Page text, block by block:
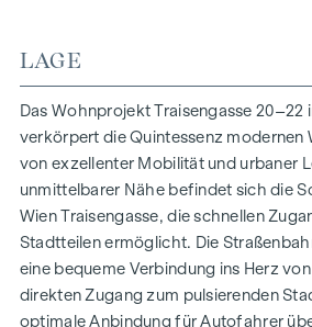
stilvolle Markenfliesen veredeln das
Fußbodenheizung, gespeist durch
Fernwärme, für ein behagliches
Außenliegender, elektrischer
Klimaanlagen in den
gewährleisten ein angenehmes
den heißesten Tagen.
AUSSTATTUNG
Eichenparkettböden
LAGE
Das Wohnprojekt Traisengasse 20–22
verkörpert die Quintessenz modernen
von exzellenter Mobilität und urbaner
unmittelbarer Nähe befindet sich die
Wien Traisengasse, die schnellen
Stadtteilen ermöglicht. Die
eine bequeme Verbindung ins Herz
direkten Zugang zum pulsierenden
optimale Anbindung für Autofahrer